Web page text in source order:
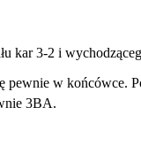
kar 3-2 i
pewnie w końcówce.
3BA.